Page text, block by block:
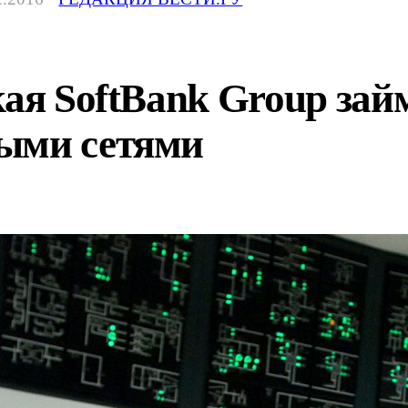
SoftBank Group
сетями